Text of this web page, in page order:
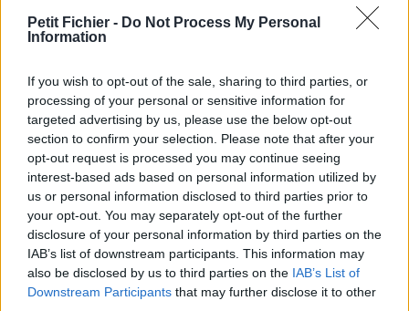
Petit Fichier - Do Not Process My Personal
Information
If you wish to opt-out of the sale, sharing to third parties, or
processing of your personal or sensitive information for
targeted advertising by us, please use the below opt-out
section to confirm your selection. Please note that after your
opt-out request is processed you may continue seeing
interest-based ads based on personal information utilized by
us or personal information disclosed to third parties prior to
your opt-out. You may separately opt-out of the further
disclosure of your personal information by third parties on the
IAB’s list of downstream participants. This information may
also be disclosed by us to third parties on the IAB’s List of
Downstream Participants that may further disclose it to other
Aperçu du fichier